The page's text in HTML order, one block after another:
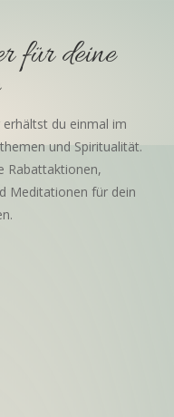
für deine
du einmal im
und Spiritualität.
Rabattaktionen,
Meditationen für dein